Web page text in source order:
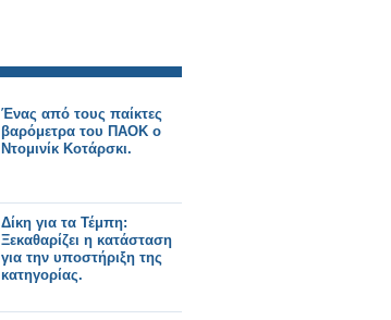
Ένας από τους παίκτες
βαρόμετρα του ΠΑΟΚ ο
Ντομινίκ Κοτάρσκι.
Δίκη για τα Τέμπη:
Ξεκαθαρίζει η κατάσταση
για την υποστήριξη της
κατηγορίας.